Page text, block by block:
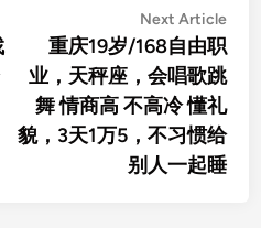
Next Article
重庆19岁/168自由职
业，天秤座，会唱歌跳
舞 情商高 不高冷 懂礼
貌，3天1万5，不习惯给
别人一起睡